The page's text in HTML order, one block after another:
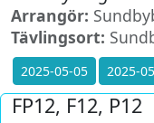
Arrangör:
Tävlingsort:
2025-05-05 2025-
FP12, F12, P12